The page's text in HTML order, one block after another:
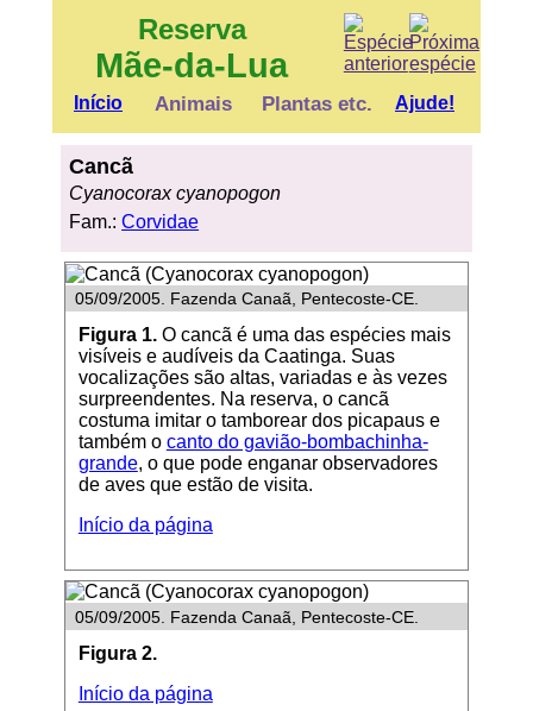
Reserva
Mãe-da-Lua
Início Animais Plantas etc. Ajude!
Cancã
Cyanocorax cyanopogon
Fam.:Corvidae
05/09/2005. Fazenda Canaã, Pentecoste-CE.
Figura 1.O cancã é uma das espécies mais
visíveis e audíveis da Caatinga. Suas
vocalizações são altas, variadas e às vezes
surpreendentes. Na reserva, o cancã
costuma imitar o tamborear dos picapaus e
também o canto do gavião-bombachinha-
grande, o que pode enganar observadores
de aves que estão de visita.
Início da página
05/09/2005. Fazenda Canaã, Pentecoste-CE.
Figura 2.
Início da página